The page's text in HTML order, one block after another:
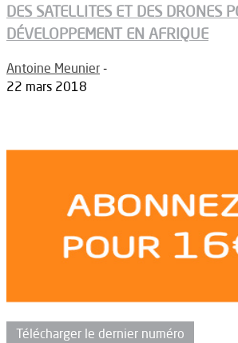
DES SATELLITES ET DES DRONES
DÉVELOPPEMENT EN AFRIQUE
Antoine Meunier -
22 mars 2018
Télécharger le dernier numéro